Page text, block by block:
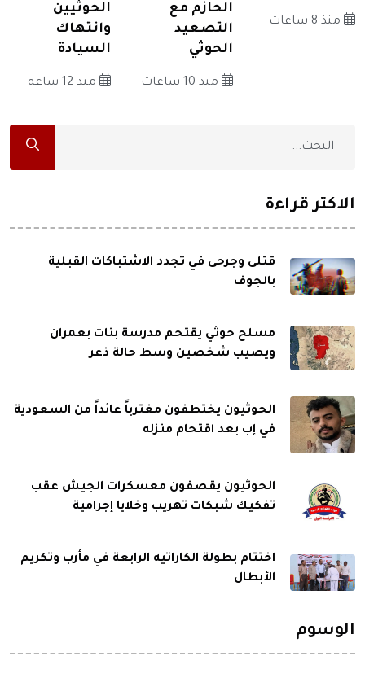
منذ 8 ساعات
الحازم مع
التصعيد
الحوثي
منذ 10 ساعات
الحوثيين
وانتهاك
السيادة
منذ 12 ساعة
الاكثر قراءة
قتلى وجرحى في تجدد الاشتباكات القبلية
بالجوف
مسلح حوثي يقتحم مدرسة بنات بعمران
ويصيب شخصين وسط حالة ذعر
الحوثيون يختطفون مغترباً عائداً من السعودية
في إب بعد اقتحام منزله
الحوثيون يقصفون معسكرات الجيش عقب
تفكيك شبكات تهريب وخلايا إجرامية
اختتام بطولة الكاراتيه الرابعة في مأرب وتكريم
الأبطال
الوسوم